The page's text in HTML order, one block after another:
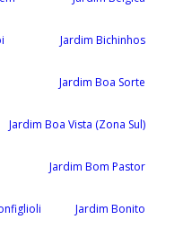
Jardim Bichinhos
Jardim Boa Sorte
Jardim Boa Vista (Zona Sul)
Jardim Bom Pastor
Jardim Bonito